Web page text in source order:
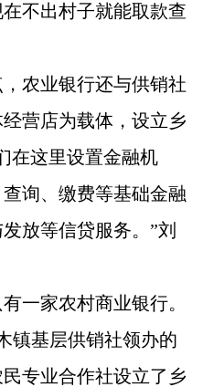
不出村子就能取款查
农业银行还与供销社
营店为载体，设立乡
在这里设置金融机
询、缴费等基础金融
放等信贷服务。”刘
一家农村商业银行。
镇基层供销社领办的
专业合作社设立了乡